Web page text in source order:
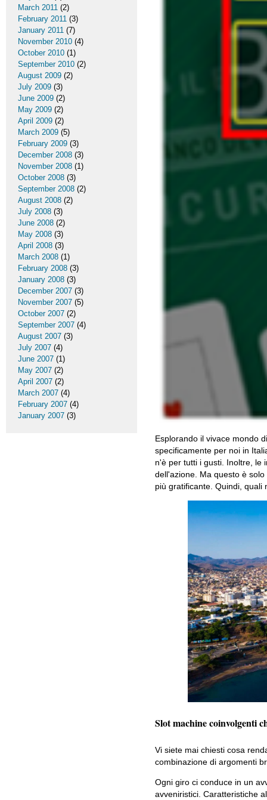
Esplorando il vivace mondo
specificamente per noi in
n'è per tutti i gusti. Inoltre, le
dell'azione. Ma questo è
più gratificante. Quindi, quali
Slot machine coinvolgenti
Vi siete mai chiesti cosa
combinazione di argomenti
Ogni giro ci conduce in un
avveniristici. Caratteristiche
March 2011 (2)
February 2011 (3)
January 2011 (7)
November 2010 (4)
October 2010 (1)
September 2010 (2)
August 2009 (2)
July 2009 (3)
June 2009 (2)
May 2009 (2)
April 2009 (2)
March 2009 (5)
February 2009 (3)
December 2008 (3)
November 2008 (1)
October 2008 (3)
September 2008 (2)
August 2008 (2)
July 2008 (3)
June 2008 (2)
May 2008 (3)
April 2008 (3)
March 2008 (1)
February 2008 (3)
January 2008 (3)
December 2007 (3)
November 2007 (5)
October 2007 (2)
September 2007 (4)
August 2007 (3)
July 2007 (4)
June 2007 (1)
May 2007 (2)
April 2007 (2)
March 2007 (4)
February 2007 (4)
January 2007 (3)